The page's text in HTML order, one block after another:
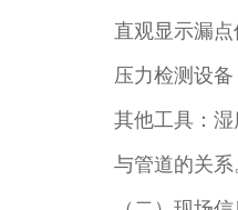
直观显示漏点
压力检测设
其他工具：
与管道的关系